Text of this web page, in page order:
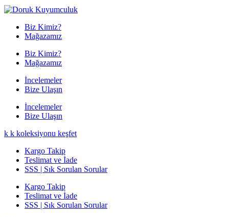
Biz Kimiz?
Mağazamız
Biz Kimiz?
Mağazamız
İncelemeler
Bize Ulaşın
İncelemeler
Bize Ulaşın
k k koleksiyonu keşfet
Kargo Takip
Teslimat ve İade
SSS | Sık Sorulan Sorular
Kargo Takip
Teslimat ve İade
SSS | Sık Sorulan Sorular